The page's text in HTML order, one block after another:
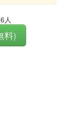
人
料)